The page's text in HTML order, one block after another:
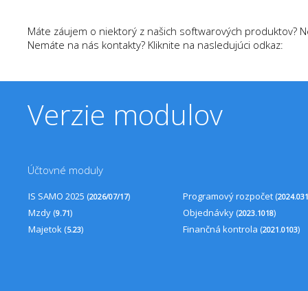
Máte záujem o niektorý z našich softwarových produktov?
Nemáte na nás kontakty? Kliknite na nasledujúci odkaz:
Verzie modulov
Účtovné moduly
IS SAMO 2025 (2026/07/17) Programový rozpočet (
Mzdy (9.71) Objednávky (2023.1018)
Majetok (5.23) Finančná kontrola (2021.0103)